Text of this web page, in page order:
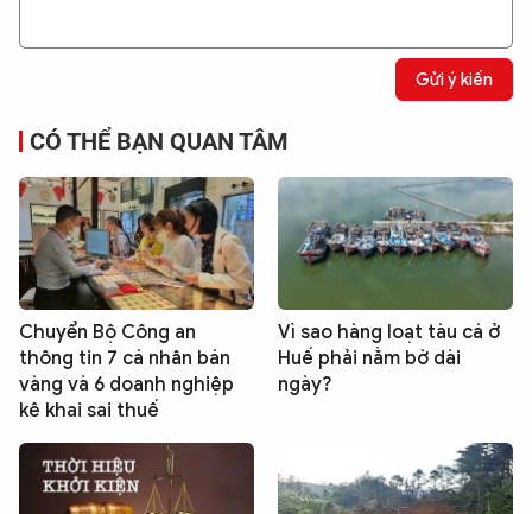
Gửi ý kiến
CÓ THỂ BẠN QUAN TÂM
Chuyển Bộ Công an
thông tin 7 cá nhân bán
vàng và 6 doanh nghiệp
kê khai sai thuế
Vì sao hàng loạt tàu cá ở
Huế phải nằm bờ dài
ngày?